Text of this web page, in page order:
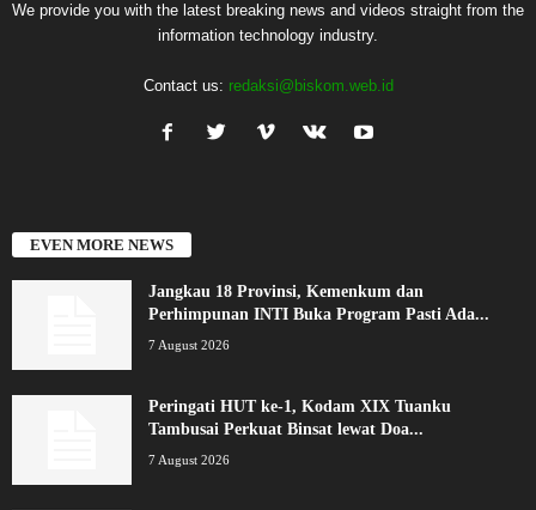
We provide you with the latest breaking news and videos straight from the
information technology industry.
Contact us: redaksi@biskom.web.id
EVEN MORE NEWS
Jangkau 18 Provinsi, Kemenkum dan
Perhimpunan INTI Buka Program Pasti Ada...
7 August 2026
Peringati HUT ke-1, Kodam XIX Tuanku
Tambusai Perkuat Binsat lewat Doa...
7 August 2026